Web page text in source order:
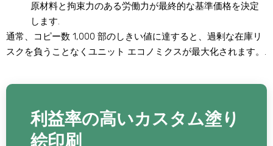
原材料と拘束力のある労働力が最終的な基準価格を決定
します.
通常、コピー数 1,000 部のしきい値に達すると、過剰な在庫リ
スクを負うことなくユニット エコノミクスが最大化されます。.
利益率の高いカスタム塗り
絵印刷